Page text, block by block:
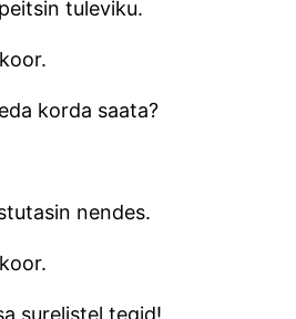
tuleviku.
korda saata?
nendes.
surelistel tegid!